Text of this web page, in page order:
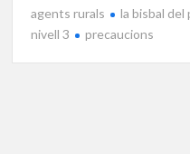
agents rurals la bisbal del
nivell 3
precaucions